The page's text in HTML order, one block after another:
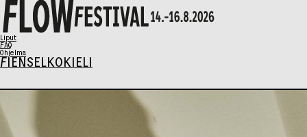
Liput
FAQ
Ohjelma
FI ENSELKOKIELI
Ohjelma